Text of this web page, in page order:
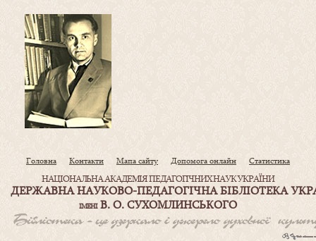
Головна Контакти Мапа сайту Допомога онлайн Статистика
НАЦІОНАЛЬНА АКАДЕМІЯ ПЕДАГОГІЧНИХ НАУК УКРАЇНИ
ДЕРЖАВНА НАУКОВО-ПЕДАГОГІЧНА БІБЛІОТЕКА
ІМЕНІВ. О. СУХОМЛИНСЬКОГО